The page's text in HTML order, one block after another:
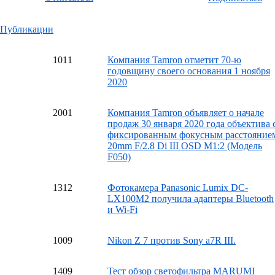
Публикации
1011
Компания Tamron отметит 70-ю
годовщину своего основания 1 ноября
2020
2001
Компания Tamron объявляет о начале
продаж 30 января 2020 года объектива
фиксированным фокусным
20mm F/2.8 Di III OSD M1:2 (Модель
F050)
1312
Фотокамера Panasonic Lumix DC-
LX100M2 получила адаптеры Bluetooth
и Wi-Fi
1009 Nikon Z 7 против Sony a7R III.
1409 Тест обзор светофильтра MARUMI